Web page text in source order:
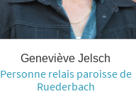
Geneviève Jelsch
Personne relais paroisse de
Ruederbach